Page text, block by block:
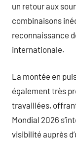
un retour aux
combinaisons
reconnaissance
internationale.
La montée en
également très
travaillées,
Mondial 2026
visibilité auprès